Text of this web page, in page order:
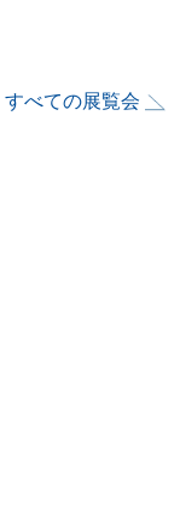
すべての展覧会